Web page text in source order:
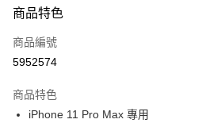
信用卡一次付款
超商取貨付款
Apple Pay
商品特色
商品編號
5952574
商品特色
iPhone 11 Pro Max 專用